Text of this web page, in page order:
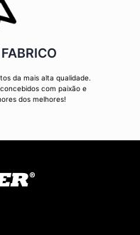
da mais alta qualidade.
com paixão e
dos melhores!